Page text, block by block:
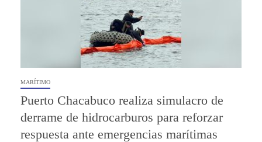
MARÍTIMO
Puerto Chacabuco realiza simulacro de
derrame de hidrocarburos para reforzar
respuesta ante emergencias marítimas